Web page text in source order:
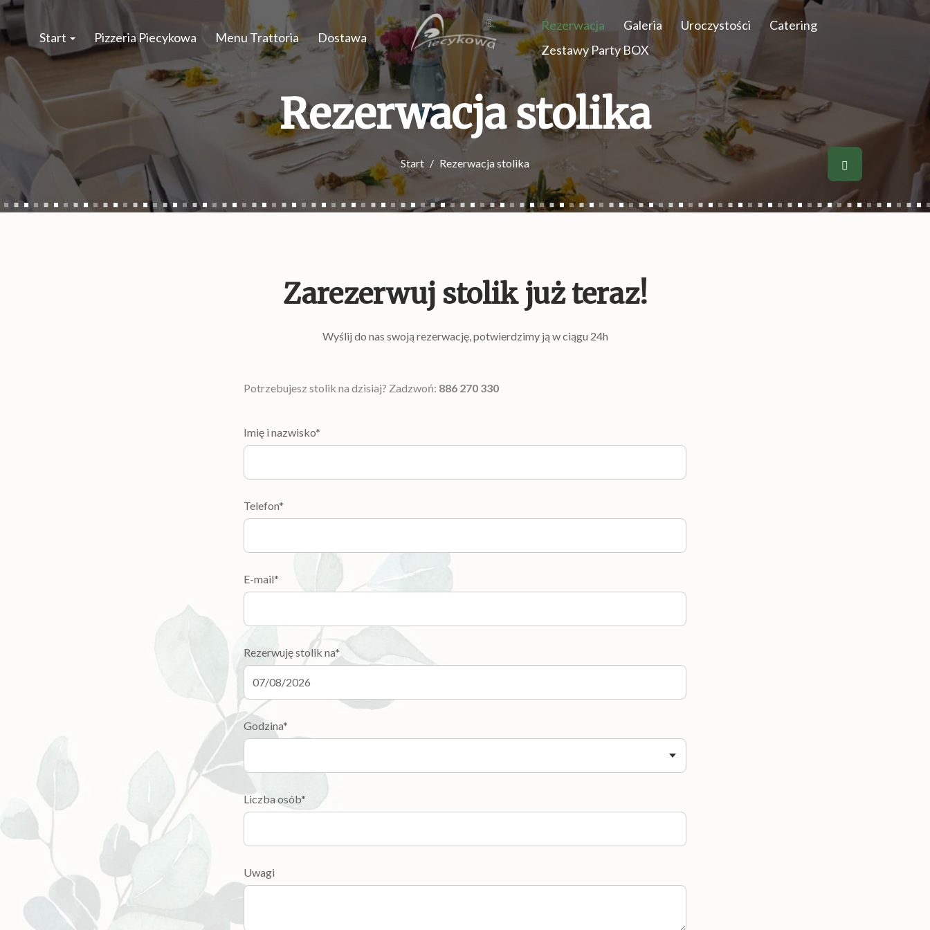
Start Pizzeria Piecykowa Menu Trattoria Dostawa
Rezerwacja Galeria Uroczystości
Catering
Zestawy Party BOX
Rezerwacja stolika
Start Rezerwacja stolika
Zarezerwuj stolik już teraz!
Wyślij do nas swoją rezerwację, potwierdzimy ją w ciągu 24h
Potrzebujesz stolik na dzisiaj? Zadzwoń: 886 270 330
Imię i nazwisko*
Telefon*
E-mail*
Rezerwuję stolik na*
Godzina*
Liczba osób*
Uwagi